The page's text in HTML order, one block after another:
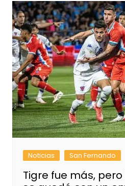
Noticias San Fernando
Tigre fue más,